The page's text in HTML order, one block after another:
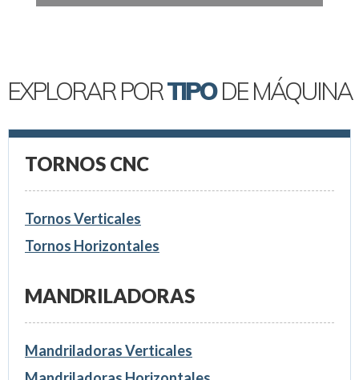
EXPLORAR PORTIPODE MÁQUINA
TORNOS CNC
Tornos Verticales
Tornos Horizontales
MANDRILADORAS
Mandriladoras Verticales